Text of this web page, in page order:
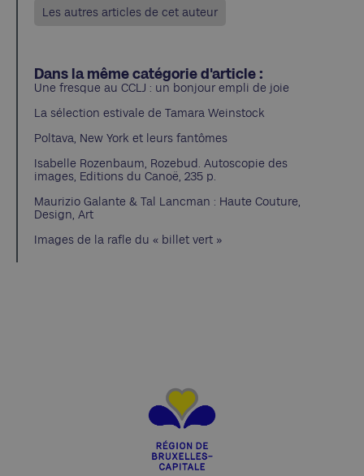
Les autres articles de cet auteur
Dans la même catégorie d'article :
Une fresque au CCLJ : un bonjour empli de joie
La sélection estivale de Tamara Weinstock
Poltava, New York et leurs fantômes
Isabelle Rozenbaum, Rozebud. Autoscopie des
images, Editions du Canoë, 235 p.
Maurizio Galante & Tal Lancman : Haute Couture,
Design, Art
Images de la rafle du « billet vert »